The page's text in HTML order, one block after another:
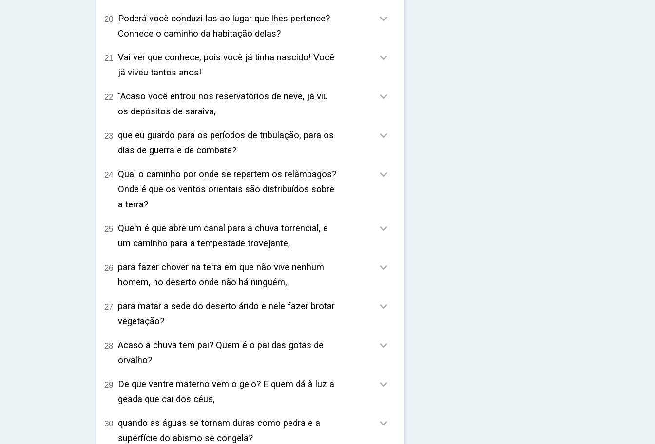
20 Poderá você conduzi-las ao lugar que lhes pertence?
Conhece o caminho da habitação delas?

21 Vai ver que conhece, pois você já tinha nascido! Você
já viveu tantos anos!

22 "Acaso você entrou nos reservatórios de neve, já viu
os depósitos de saraiva,

23 que eu guardo para os períodos de tribulação, para os
dias de guerra e de combate?

24 Qual o caminho por onde se repartem os relâmpagos?
Onde é que os ventos orientais são distribuídos sobre
a terra?

25 Quem é que abre um canal para a chuva torrencial, e
um caminho para a tempestade trovejante,

26 para fazer chover na terra em que não vive nenhum
homem, no deserto onde não há ninguém,

27 para matar a sede do deserto árido e nele fazer brotar
vegetação?

28 Acaso a chuva tem pai? Quem é o pai das gotas de
orvalho?

29 De que ventre materno vem o gelo? E quem dá à luz a
geada que cai dos céus,

30 quando as águas se tornam duras como pedra e a
superfície do abismo se congela?
